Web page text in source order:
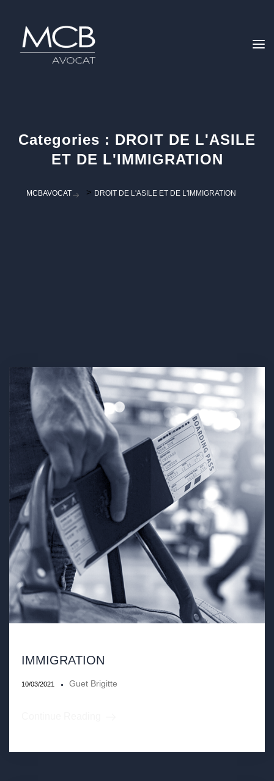
Categories : DROIT DE L'ASILE
ET DE L'IMMIGRATION
MCBAVOCAT > DROIT DE L'ASILE ET DE L'IMMIGRATION
IMMIGRATION
10/03/2021 Guet Brigitte